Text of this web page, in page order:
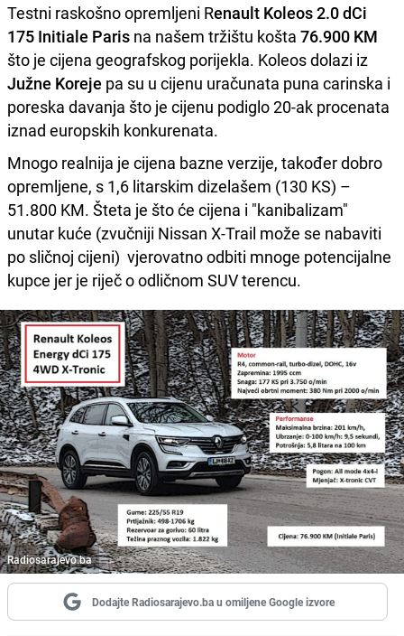
Testni raskošno opremljeni Renault Koleos 2.0 dCi
175 Initiale Paris na našem tržištu košta 76.900 KM
što je cijena geografskog porijekla. Koleos dolazi iz
Južne Koreje pa su u cijenu uračunata puna carinska i
poreska davanja što je cijenu podiglo 20-ak procenata
iznad europskih konkurenata.
Mnogo realnija je cijena bazne verzije, također dobro
opremljene, s 1,6 litarskim dizelašem (130 KS) –
51.800 KM. Šteta je što će cijena i "kanibalizam"
unutar kuće (zvučniji Nissan X-Trail može se nabaviti
po sličnoj cijeni) vjerovatno odbiti mnoge potencijalne
kupce jer je riječ o odličnom SUV terencu.
Radiosarajevo.ba
Dodajte Radiosarajevo.ba u omiljene Google izvore